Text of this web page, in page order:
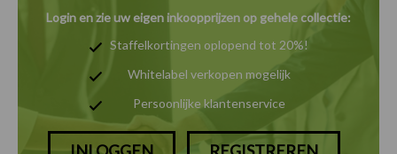
Login en zie uw eigen inkoopprijzen op gehele collectie:
Staffelkortingen oplopend tot 20%!
Whitelabel verkopen mogelijk
Persoonlijke klantenservice